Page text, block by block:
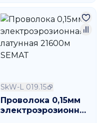
SkW-L 019.15
Проволока 0,15мм
электроэрозионная